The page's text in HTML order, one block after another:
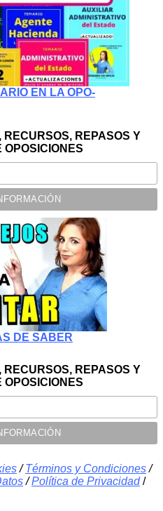
EN LA OPO-
RECURSOS, REPASOS Y
OPOSICIONES
DE SABER
RECURSOS, REPASOS Y
OPOSICIONES
/Términos y Condiciones/
/Política de Privacidad /